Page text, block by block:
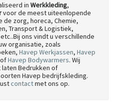
in Werkkleding,
voor de meest uiteenlopende
zorg, horeca, Chemie,
Transport & Logistiek,
ons vindt u verschillende
organisatie, zoals
Havep Werkjassen, Havep
Havep Bodywarmers. Wij
laten Bedrukken of
Havep bedrijfskleding.
contactmet ons op.